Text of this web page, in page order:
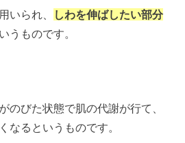
いられ、
しわを伸ばしたい部分
うものです。
のびた状態で肌の代謝が行て、
なるというものです。